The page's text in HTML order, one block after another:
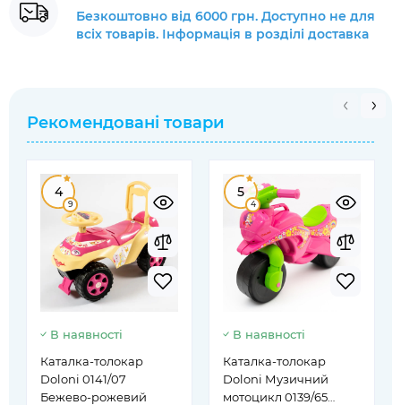
Безкоштовно від 6000 грн. Доступно не для
всіх товарів. Інформація в розділі доставка
Рекомендовані товари
4
9
В наявності
Каталка-толокар
Doloni 0141/07
Бежево-рожевий
5
4
В наявності
Каталка-толокар
Doloni Музичний
мотоцикл 0139/65